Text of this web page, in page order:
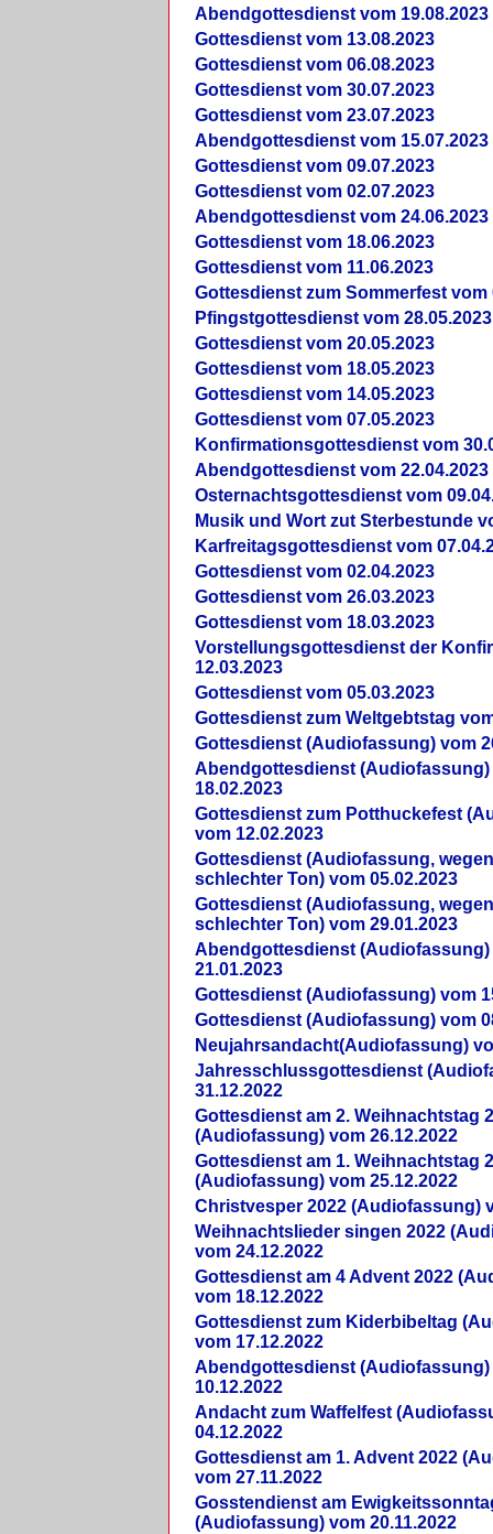
Abendgottesdienst vom 19.08.2023
Gottesdienst vom 13.08.2023
Gottesdienst vom 06.08.2023
Gottesdienst vom 30.07.2023
Gottesdienst vom 23.07.2023
Abendgottesdienst vom 15.07.2023
Gottesdienst vom 09.07.2023
Gottesdienst vom 02.07.2023
Abendgottesdienst vom 24.06.2023
Gottesdienst vom 18.06.2023
Gottesdienst vom 11.06.2023
Gottesdienst zum Sommerfest vom
Pfingstgottesdienst vom 28.05.2023
Gottesdienst vom 20.05.2023
Gottesdienst vom 18.05.2023
Gottesdienst vom 14.05.2023
Gottesdienst vom 07.05.2023
Konfirmationsgottesdienst vom
Abendgottesdienst vom 22.04.2023
Osternachtsgottesdienst vom
Musik und Wort zut Sterbestunde
Karfreitagsgottesdienst vom
Gottesdienst vom 02.04.2023
Gottesdienst vom 26.03.2023
Gottesdienst vom 18.03.2023
Vorstellungsgottesdienst der
12.03.2023
Gottesdienst vom 05.03.2023
Gottesdienst zum Weltgebtstag
Gottesdienst (Audiofassung) vom
Abendgottesdienst (Audiofassung)
18.02.2023
Gottesdienst zum Potthuckefest
vom 12.02.2023
Gottesdienst (Audiofassung,
schlechter Ton) vom 05.02.2023
Gottesdienst (Audiofassung,
schlechter Ton) vom 29.01.2023
Abendgottesdienst (Audiofassung)
21.01.2023
Gottesdienst (Audiofassung) vom
Gottesdienst (Audiofassung) vom
Neujahrsandacht(Audiofassung)
Jahresschlussgottesdienst
31.12.2022
Gottesdienst am 2. Weihnachtstag
(Audiofassung) vom 26.12.2022
Gottesdienst am 1. Weihnachtstag
(Audiofassung) vom 25.12.2022
Christvesper 2022 (Audiofassung)
Weihnachtslieder singen 2022
vom 24.12.2022
Gottesdienst am 4 Advent 2022
vom 18.12.2022
Gottesdienst zum Kiderbibeltag
vom 17.12.2022
Abendgottesdienst (Audiofassung)
10.12.2022
Andacht zum Waffelfest
04.12.2022
Gottesdienst am 1. Advent 2022
vom 27.11.2022
Gosstendienst am
(Audiofassung) vom 20.11.2022